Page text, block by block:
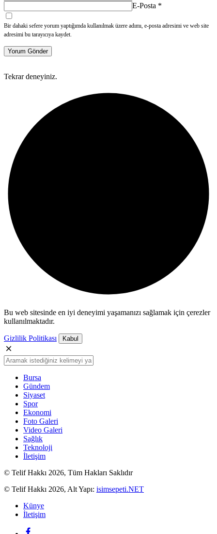
E-Posta *
Bir dahaki sefere yorum yaptığımda kullanılmak üzere adımı, e-posta adresimi ve web site
adresimi bu tarayıcıya kaydet.
Yorum Gönder
Tekrar deneyiniz.
Bu web sitesinde en iyi deneyimi yaşamanızı sağlamak için çerezler
kullanılmaktadır.
Gizlilik Politikası Kabul
Bursa
Gündem
Siyaset
Spor
Ekonomi
Foto Galeri
Video Galeri
Sağlık
Teknoloji
İletişim
© Telif Hakkı 2026, Tüm Hakları Saklıdır
© Telif Hakkı 2026, Alt Yapı: isimsepeti.NET
Künye
İletişim